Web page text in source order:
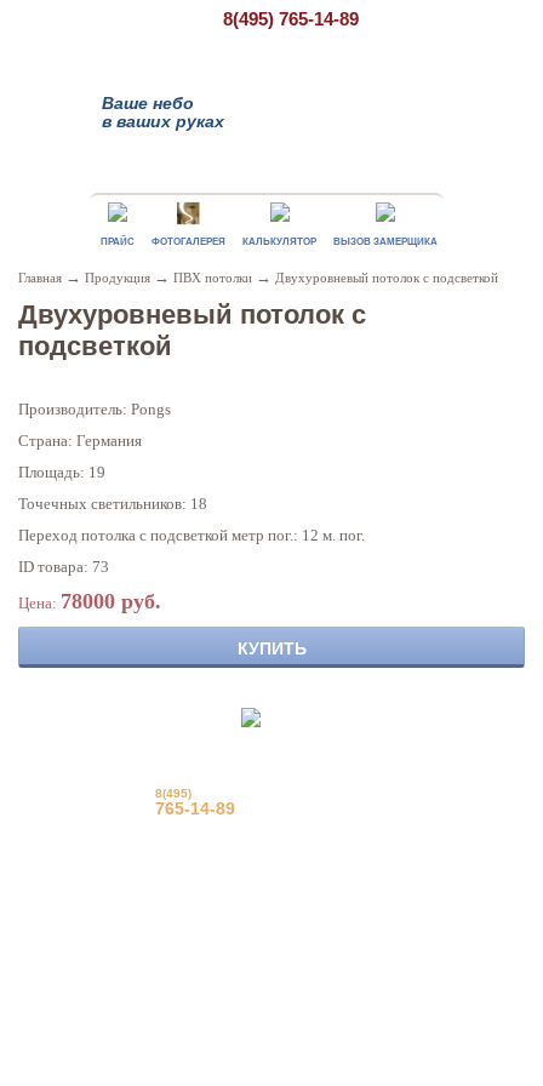
8(495) 765-14-89
Ваше небо
в ваших руках
ПРАЙС ФОТОГАЛЕРЕЯ КАЛЬКУЛЯТОР ВЫЗОВ ЗАМЕРЩИКА
Главная → Продукция → ПВХ потолки → Двухуровневый потолок с подсветкой
Двухуровневый потолок с
подсветкой
Производитель: Pongs
Страна: Германия
Площадь: 19
Точечных светильников: 18
Переход потолка с подсветкой метр пог.: 12 м. пог.
ID товара: 73
Цена: 78000 руб.
КУПИТЬ
8(495)
765-14-89